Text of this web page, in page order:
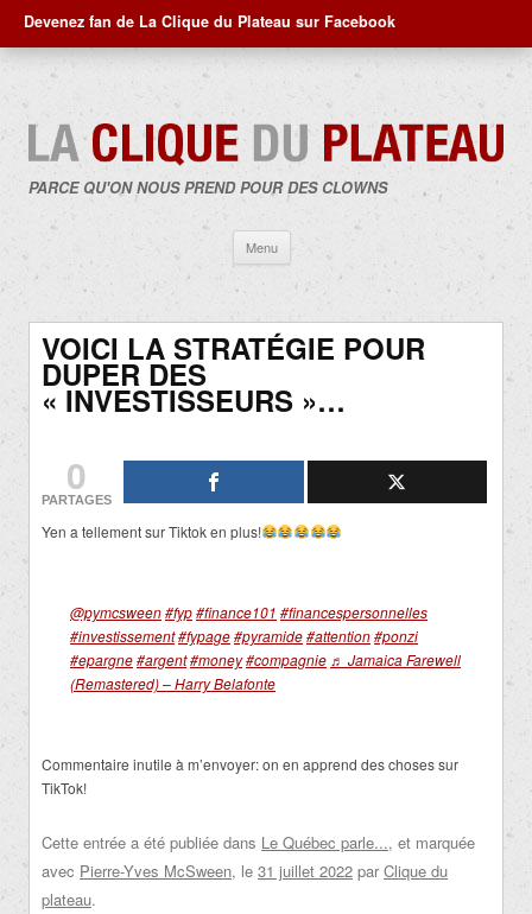
Devenez fan de La Clique du Plateau sur Facebook
PARCE QU'ON NOUS PREND POUR DES CLOWNS
Menu
contenu
VOICI LA STRATÉGIE POUR
DUPER DES
« INVESTISSEURS »…
0
PARTAGES
Yen a tellement sur Tiktok en plus!
@pymcsween#fyp#finance101 #financespersonnelles
#investissement#fypage#pyramide#attention#ponzi
#epargne#argent#money#compagnie ♬ Jamaica Farewell
(Remastered) – Harry Belafonte
Commentaire inutile à m’envoyer: on en apprend des choses sur
TikTok!
Cette entrée a été publiée dans Le Québec parle..., et marquée
avec Pierre-Yves McSween, le 31 juillet 2022 par Clique du
plateau.